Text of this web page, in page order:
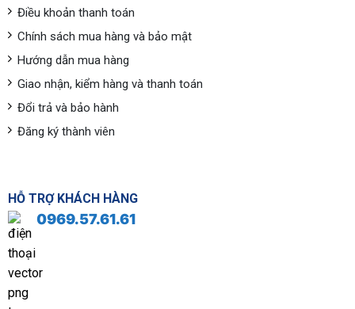
Điều khoản thanh toán
Chính sách mua hàng và bảo mật
Hướng dẫn mua hàng
Giao nhận, kiểm hàng và thanh toán
Đổi trả và bảo hành
Đăng ký thành viên
HỖ TRỢ KHÁCH HÀNG
0969.57.61.61